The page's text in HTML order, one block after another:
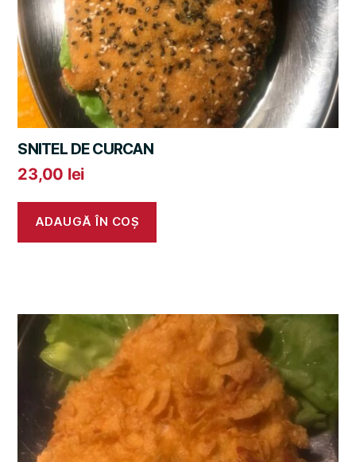
SNITEL DE CURCAN
23,00 lei
ADAUGĂ ÎN COȘ